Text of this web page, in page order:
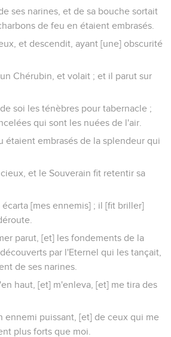
ses narines, et de sa bouche sortait
de feu en étaient embrasés.
et descendit, ayant [une] obscurité
Chérubin, et volait ; et il parut sur
soi les ténèbres pour tabernacle ;
qui sont les nuées de l'air.
étaient embrasés de la splendeur qui
et le Souverain fit retentir sa
[mes ennemis] ; il [fit briller]
parut, [et] les fondements de la
par l'Eternel qui les tançait,
de ses narines.
haut, [et] m'enleva, [et] me tira des
ennemi puissant, [et] de ceux qui me
plus forts que moi.